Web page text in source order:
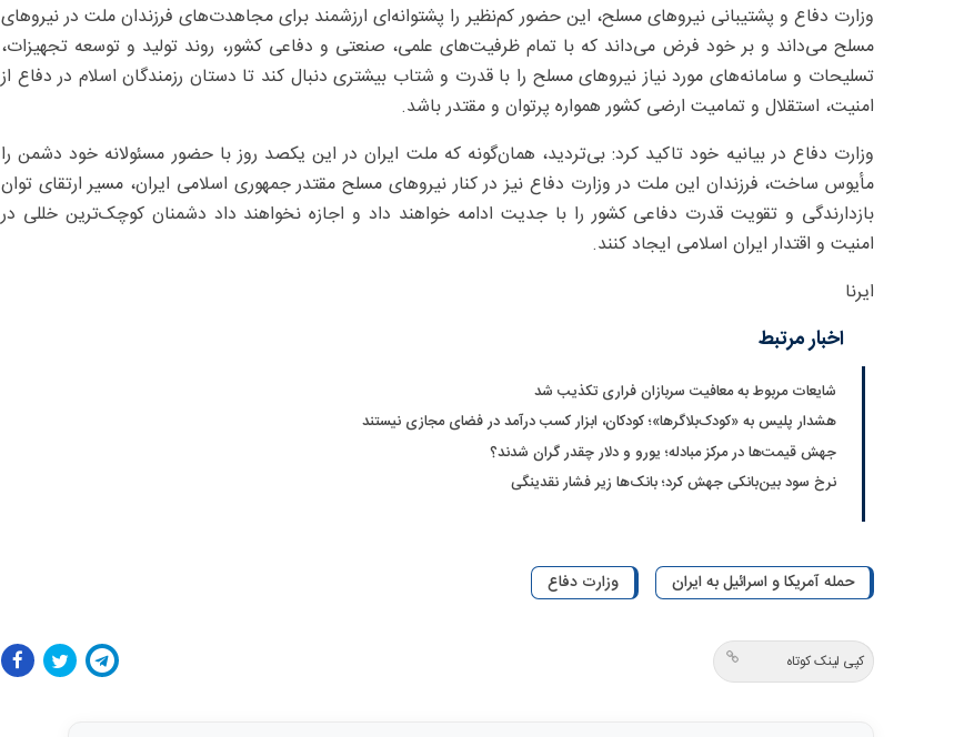
وزارت دفاع و پشتیبانی نیروهای مسلح، این حضور کم‌نظیر را پشتوانه‌ای ارزشمند برای مجاهدت‌های فرزندان ملت در نیروهای
مسلح می‌داند و بر خود فرض می‌داند که با تمام ظرفیت‌های علمی، صنعتی و دفاعی کشور، روند تولید و توسعه تجهیزات،
تسلیحات و سامانه‌های مورد نیاز نیروهای مسلح را با قدرت و شتاب بیشتری دنبال کند تا دستان رزمندگان اسلام در دفاع از
امنیت، استقلال و تمامیت ارضی کشور همواره پرتوان و مقتدر باشد.
وزارت دفاع در بیانیه خود تاکید کرد: بی‌تردید، همان‌گونه که ملت ایران در این یکصد روز با حضور مسئولانه خود دشمن را
مأیوس ساخت، فرزندان این ملت در وزارت دفاع نیز در کنار نیروهای مسلح مقتدر جمهوری اسلامی ایران، مسیر ارتقای توان
بازدارندگی و تقویت قدرت دفاعی کشور را با جدیت ادامه خواهند داد و اجازه نخواهند داد دشمنان کوچک‌ترین خللی در
امنیت و اقتدار ایران اسلامی ایجاد کنند.
ایرنا
اخبار مرتبط
شایعات مربوط به معافیت سربازان فراری تکذیب شد
هشدار پلیس به «کودک‌بلاگرها»؛ کودکان، ابزار کسب درآمد در فضای مجازی نیستند
جهش قیمت‌ها در مرکز مبادله؛ یورو و دلار چقدر گران شدند؟
نرخ سود بین‌بانکی جهش کرد؛ بانک‌ها زیر فشار نقدینگی
حمله آمریکا و اسرائیل به ایران وزارت دفاع
کپی لینک کوتاه